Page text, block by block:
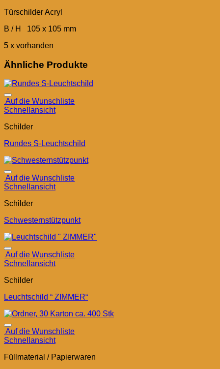
Türschilder Acryl
B / H 105 x 105 mm
5 x vorhanden
Ähnliche Produkte
Auf die Wunschliste
Schnellansicht
Schilder
Rundes S-Leuchtschild
Auf die Wunschliste
Schnellansicht
Schilder
Schwesternstützpunkt
Auf die Wunschliste
Schnellansicht
Schilder
Leuchtschild “ ZIMMER“
Auf die Wunschliste
Schnellansicht
Füllmaterial / Papierwaren